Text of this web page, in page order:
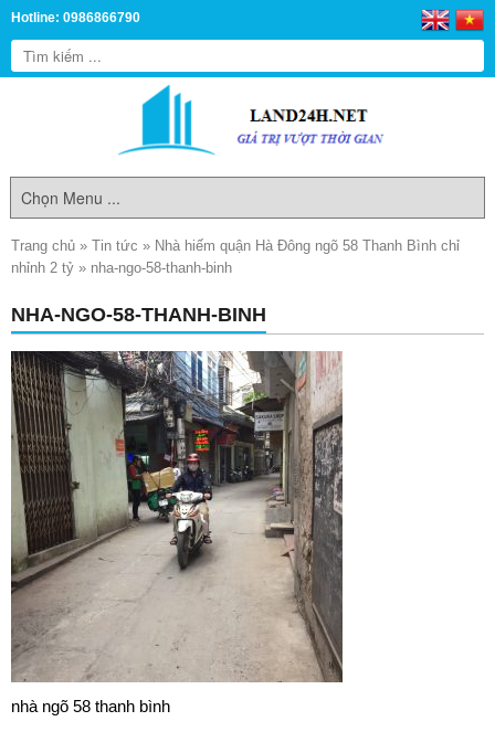
Hotline: 0986866790
Trang chủ » Tin tức » Nhà hiếm quận Hà Đông ngõ 58 Thanh Bình chỉ
nhỉnh 2 tỷ » nha-ngo-58-thanh-binh
NHA-NGO-58-THANH-BINH
nhà ngõ 58 thanh bình